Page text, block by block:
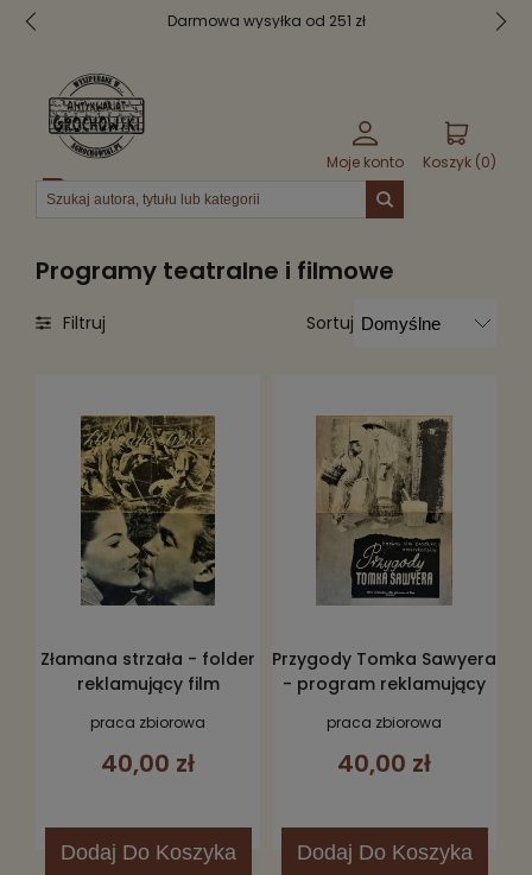
Darmowa wysyłka od 251 zł
Moje konto Koszyk (0)
Menu
Programy teatralne i filmowe
Sortuj
Filtruj
Złamana strzała - folder
reklamujący film
praca zbiorowa
40,00 zł
Dodaj Do Koszyka
Przygody Tomka Sawyera
- program reklamujący
praca zbiorowa
40,00 zł
Dodaj Do Koszyka